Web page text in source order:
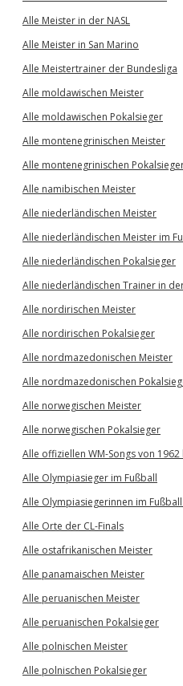
Alle Meister in der NASL
Alle Meister in San Marino
Alle Meistertrainer der Bundesliga
Alle moldawischen Meister
Alle moldawischen Pokalsieger
Alle montenegrinischen Meister
Alle montenegrinischen
Alle namibischen Meister
Alle niederländischen Meister
Alle niederländischen Meister im
Alle niederländischen Pokalsieger
Alle niederländischen Trainer in
Alle nordirischen Meister
Alle nordirischen Pokalsieger
Alle nordmazedonischen Meister
Alle nordmazedonischen
Alle norwegischen Meister
Alle norwegischen Pokalsieger
Alle offiziellen WM-Songs von
Alle Olympiasieger im Fußball
Alle Olympiasiegerinnen im
Alle Orte der CL-Finals
Alle ostafrikanischen Meister
Alle panamaischen Meister
Alle peruanischen Meister
Alle peruanischen Pokalsieger
Alle polnischen Meister
Alle polnischen Pokalsieger